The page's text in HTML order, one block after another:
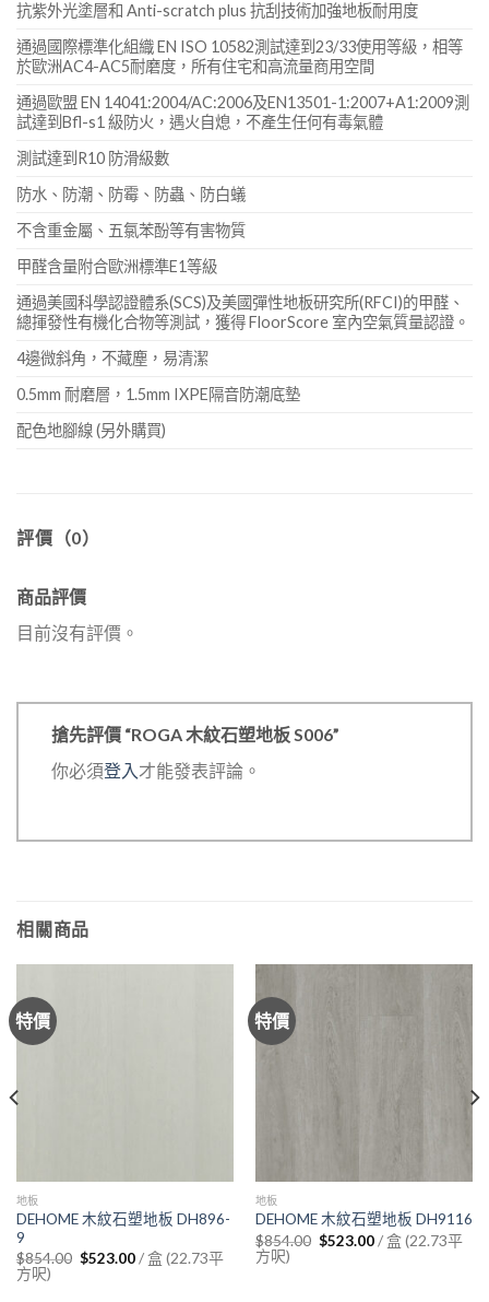
抗紫外光塗層和 Anti-scratch plus 抗刮技術加強地板耐用度
通過國際標準化組織 EN ISO 10582測試達到23/33使用等級，相等
於歐洲AC4-AC5耐磨度，所有住宅和高流量商用空間
通過歐盟 EN 14041:2004/AC:2006及EN13501-1:2007+A1:2009測
試達到Bfl-s1 級防火，遇火自熄，不產生任何有毒氣體
測試達到R10 防滑級數
防水、防潮、防霉、防蟲、防白蟻
不含重金屬、五氯苯酚等有害物質
甲醛含量附合歐洲標準E1等級
通過美國科學認證體系(SCS)及美國彈性地板研究所(RFCI)的甲醛、
總揮發性有機化合物等測試，獲得 FloorScore 室內空氣質量認證。
4邊微斜角，不藏塵，易清潔
0.5mm 耐磨層，1.5mm IXPE隔音防潮底墊
配色地腳線 (另外購買)
評價（0）
商品評價
目前沒有評價。
搶先評價 “ROGA 木紋石塑地板 S006”
你必須登入才能發表評論。
相關商品
特價
地板
DEHOME 木紋石塑地板 DH896-
9
$854.00 Original
price
$523.00Current
price
/ 盒 (22.73平
方呎)
特價
地板
DEHOME 木紋石塑地板 DH9116
$854.00 Original
price
$523.00Current
price
/ 盒 (22.73平
方呎)